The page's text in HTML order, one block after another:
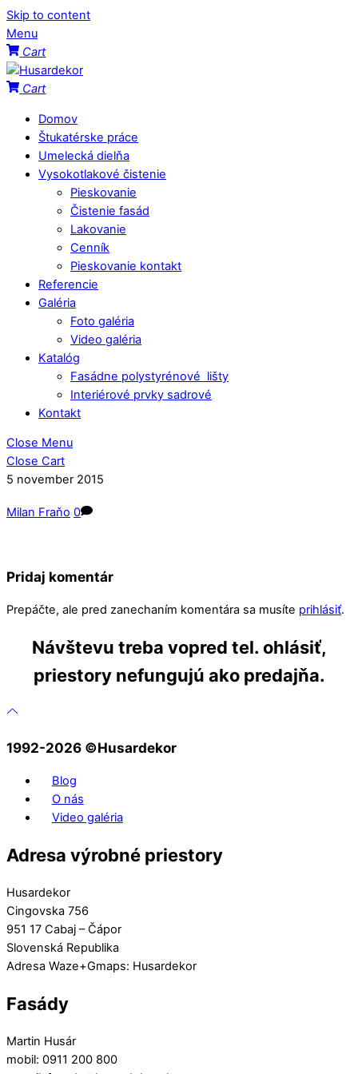
Skip to content
Menu
Cart
Cart
Domov
Štukatérske práce
Umelecká dielňa
Vysokotlakové čistenie
Pieskovanie
Čistenie fasád
Lakovanie
Cenník
Pieskovanie kontakt
Referencie
Galéria
Foto galéria
Video galéria
Katalóg
Fasádne polystyrénové lišty
Interiérové prvky sadrové
Kontakt
Close Menu
Close Cart
5 november 2015
Milan Fraňo 0
Pridaj komentár
Prepáčte, ale pred zanechaním komentára sa musíte prihlásiť.
Návštevu treba vopred tel. ohlásiť,
priestory nefungujú ako predajňa.
1992-2026 ©️Husardekor
Blog
O nás
Video galéria
Adresa výrobné priestory
Husardekor
Cingovska 756
951 17 Cabaj – Čápor
Slovenská Republika
Adresa Waze+Gmaps: Husardekor
Fasády
Martin Husár
mobil: 0911 200 800